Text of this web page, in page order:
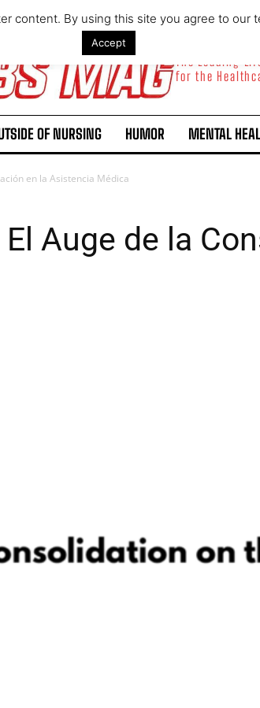
The Leading
for the
OF NURSING HUMOR MENTAL
en la Asistencia Médica
Auge de la
content. By using this site you agree to our
Accept